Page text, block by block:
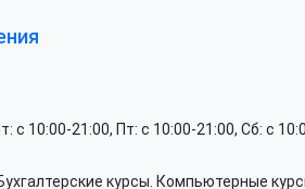
c 10:00-21:00, Пт: c 10:00-21:00, Сб: c
курсы. Компьютерные